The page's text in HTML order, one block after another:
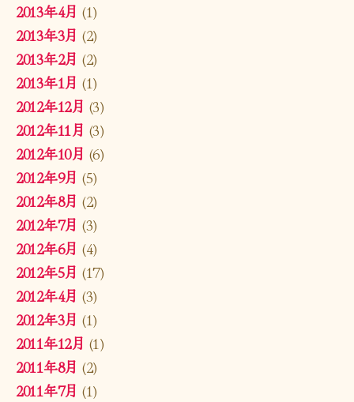
2013年4月 (1)
2013年3月 (2)
2013年2月 (2)
2013年1月 (1)
2012年12月 (3)
2012年11月 (3)
2012年10月 (6)
2012年9月 (5)
2012年8月 (2)
2012年7月 (3)
2012年6月 (4)
2012年5月 (17)
2012年4月 (3)
2012年3月 (1)
2011年12月 (1)
2011年8月 (2)
2011年7月 (1)